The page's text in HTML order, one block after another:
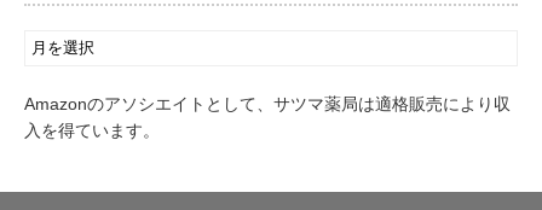
Amazonのアソシエイトとして、サツマ薬局は適格販売により収
入を得ています。